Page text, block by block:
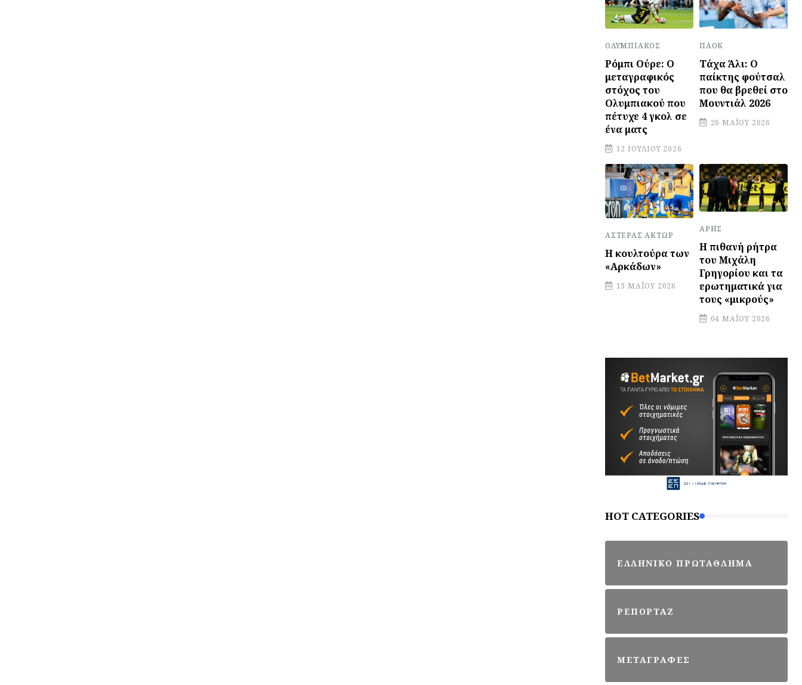
ΟΛΥΜΠΙΑΚΌΣ
Ρόμπι Ούρε: Ο
μεταγραφικός
στόχος του
Ολυμπιακού που
πέτυχε 4 γκολ σε
ένα ματς
12 ΙΟΥΛΊΟΥ 2026
ΠΑΟΚ
Τάχα Άλι: Ο
παίκτης φούτσαλ
που θα βρεθεί στο
Μουντιάλ 2026
20 ΜΑΪ́ΟΥ 2026
ΑΣΤΈΡΑΣ ΆΚΤΩΡ
Η κουλτούρα των
«Αρκάδων»
13 ΜΑΪ́ΟΥ 2026
ΆΡΗΣ
Η πιθανή ρήτρα
του Μιχάλη
Γρηγορίου και τα
ερωτηματικά για
τους «μικρούς»
04 ΜΑΪ́ΟΥ 2026
HOT CATEGORIES
ΕΛΛΗΝΙΚΟ ΠΡΩΤΑΘΛΗΜΑ
ΡΕΠΟΡΤΑΖ
ΜΕΤΑΓΡΑΦΕΣ